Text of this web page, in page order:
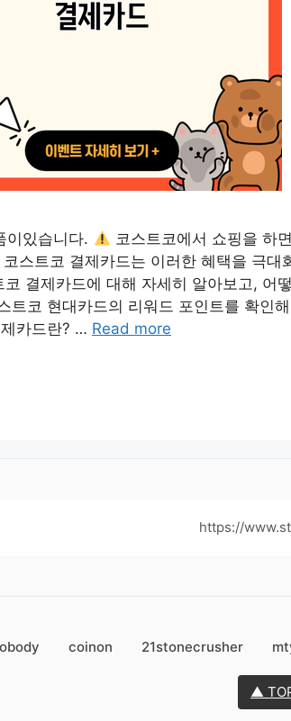
이있습니다.
코스트코에서 쇼핑을 하
스트코 결제카드는 이러한 혜택을 극대
결제카드에 대해 자세히 알아보고, 어
트코 현대카드의 리워드 포인트를 확인
카드란? … Read more
https://
coinon 21stonecrusher
▲